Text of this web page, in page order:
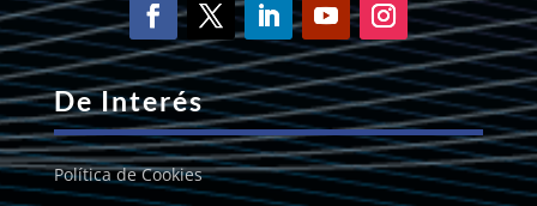
De Interés
Política de Cookies